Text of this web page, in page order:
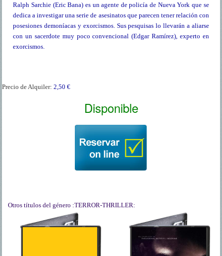
Ralph Sarchie (Eric Bana) es un agente de policía de Nueva York que se
dedica a investigar una serie de asesinatos que parecen tener relación con
posesiones demoníacas y exorcismos. Sus pesquisas lo llevarán a aliarse
con un sacerdote muy poco convencional (Edgar Ramírez), experto en
exorcismos.
Precio de Alquiler:2,50 €
Disponible
Otros títulos del género :TERROR-THRILLER:
THE PURGE:
LA NOCHE DE LAS
BESTIAS